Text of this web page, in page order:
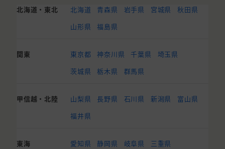
北海道・東北 北海道 青森県 岩手県 宮城県
秋田県
山形県
福島県
関東 東京都 神奈川県 千葉県
埼玉県
茨城県
栃木県 群馬県
甲信越・北陸 山梨県 長野県 石川県 新潟県
富山県
福井県
東海 愛知県 静岡県 岐阜県 三重県